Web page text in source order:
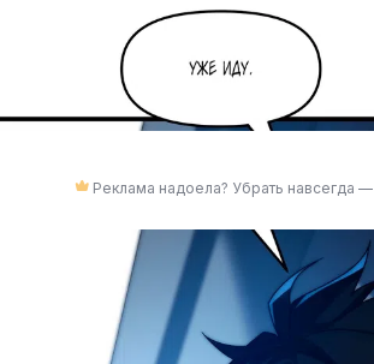
Реклама надоела? Убрать навсегда —